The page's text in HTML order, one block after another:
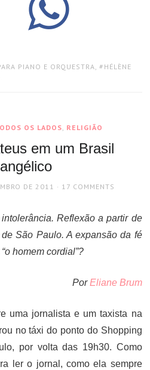
PIANO E ORQUESTRA, HÉLÈNE
OS LADOS, RELIGIÃO
em um Brasil
DE 2011 17 COMMENTS
Reflexão a partir de
São Paulo. A expansão da fé
homem cordial”?
PorEliane Brum
uma jornalista e um taxista na
no táxi do ponto do Shopping
por volta das 19h30. Como
ler o jornal, como ela sempre